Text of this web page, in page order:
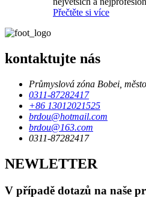
Přečtěte si více
kontaktujte nás
Průmyslová zóna Bobei,
0311-87282417
+86 13012021525
brdou@hotmail.com
brdou@163.com
0311-87282417
NEWLETTER
V případě dotazů na naše